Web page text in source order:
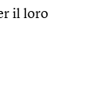
il loro